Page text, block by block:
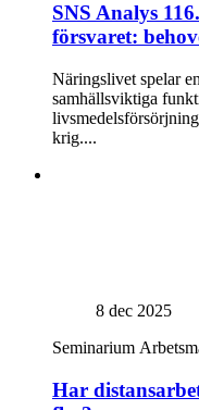
SNS Analys
försvaret:
Näringslivet spelar
samhällsviktiga
krig....
8 dec 2025
Seminarium
Har